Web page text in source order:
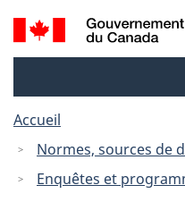
Recherche
et
Accueil
Normes, sources de
Enquêtes et